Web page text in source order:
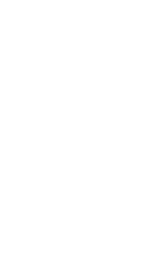
turbot
merluza